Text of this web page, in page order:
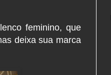
feminino, que
deixa sua marca